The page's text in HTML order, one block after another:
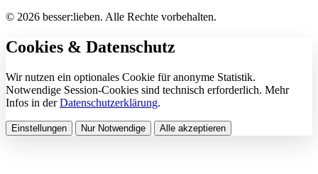
© 2026 besser:lieben. Alle Rechte vorbehalten.
Cookies & Datenschutz
Wir nutzen ein optionales Cookie für anonyme Statistik.
Notwendige Session-Cookies sind technisch erforderlich. Mehr
Infos in derDatenschutzerklärung.
Einstellungen Nur Notwendige Alle akzeptieren